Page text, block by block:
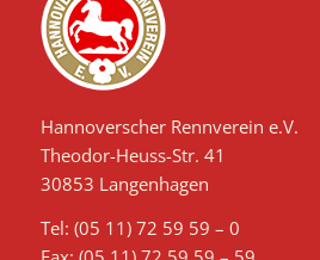
Hannoverscher Rennverein e.V.
Theodor-Heuss-Str. 41
30853 Langenhagen
Tel: (05 11) 72 59 59 – 0